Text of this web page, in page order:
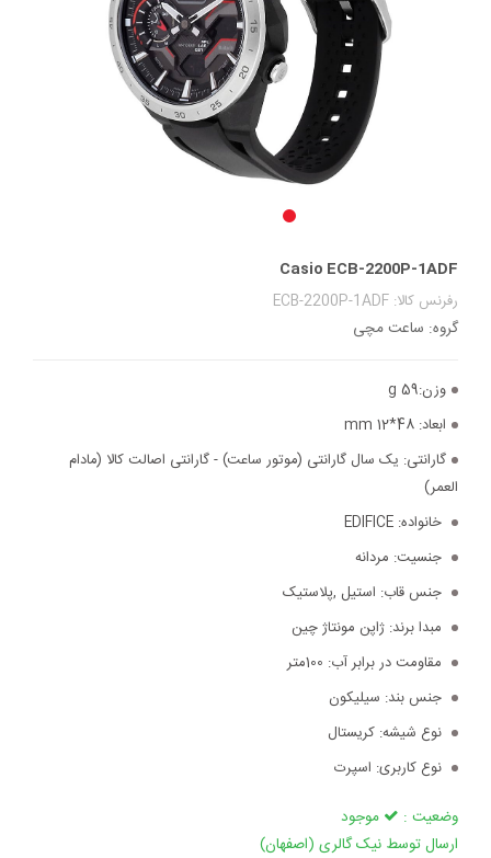
Casio ECB-2200P-1ADF
رفرنس کالا: ECB-2200P-1ADF
گروه: ساعت مچی
وزن:59 g
ابعاد:
گارانتی: یک سال گارانتی (موتور ساعت) - گارانتی اصالت کالا (مادام
العمر)
خانواده: EDIFICE
جنسیت: مردانه
جنس قاب: استیل ,پلاستیک
مبدا برند: ژاپن مونتاژ چین
مقاومت در برابر آب: 100متر
جنس بند: سیلیکون
نوع شیشه: کریستال
نوع کاربری: اسپرت
وضعیت :
موجود
ارسال توسط نیک گالری (اصفهان)